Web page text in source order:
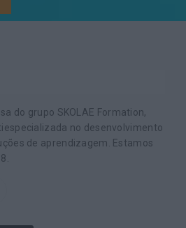
do grupo SKOLAE Formation,
no desenvolvimento
de aprendizagem. Estamos